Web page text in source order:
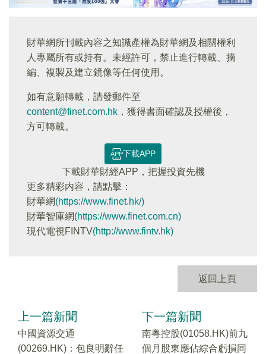
財華網所刊載內容之知識產權為財華網及相關權利
人專屬所有或持有。未經許可，禁止進行轉載、摘
編、複製及建立鏡像等任何使用。
如有意願轉載，請發郵件至
content@finet.com.hk ，獲得書面確認及授權後，
方可轉載。
下載APP
下載財華財經APP，把握投資先機
更多精彩内容，請點擊：
財華網(https://www.finet.hk/)
財華智庫網(https://www.finet.com.cn)
現代電視FINTV(http://www.fintv.hk)
返回上頁
上一篇新聞
中國資源交通
(00269.HK)：包良明辭任
下一篇新聞
南粵控股(01058.HK)前九
個月股東應佔綜合虧損同